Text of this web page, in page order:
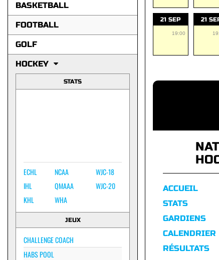
BASKETBALL
FOOTBALL
GOLF
HOCKEY
STATS
ECHL
IHL
KHL
NCAA
QMAAA
WHA
WJC-18
WJC-20
JEUX
CHALLENGE COACH
HABS POOL
21 SEP
19:00
21
ACCUEIL
STATS
GARDIENS
CALENDRIER
RÉSULTATS